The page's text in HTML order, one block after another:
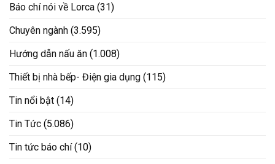
Báo chí nói về Lorca (31)
Chuyên ngành (3.595)
Hướng dẫn nấu ăn (1.008)
Thiết bị nhà bếp- Điện gia dụng (115)
Tin nổi bật (14)
Tin Tức (5.086)
Tin tức báo chí(10)